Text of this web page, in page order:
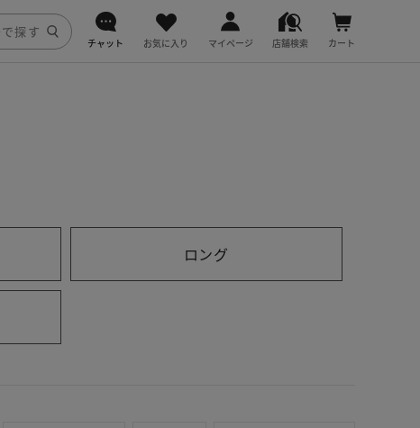
チャット お気に入り マイページ 店舗検索 カート
ロング